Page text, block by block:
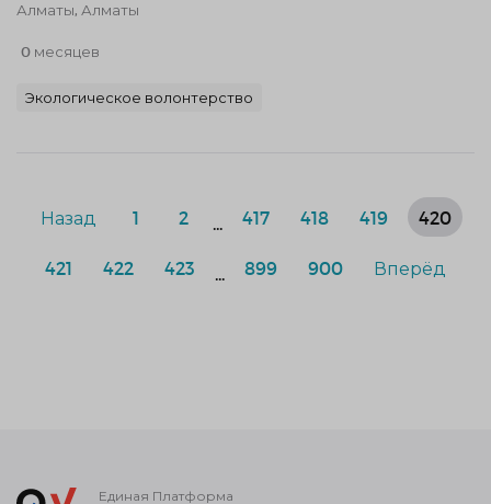
Алматы, Алматы
0 месяцев
Экологическое волонтерство
Назад 1 2 417 418 419 420
421 422 423 899 900 Вперёд
Единая Платформа